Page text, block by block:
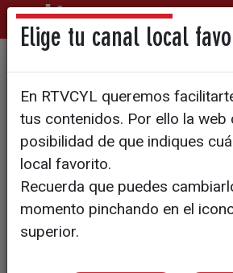
ESPAÑOLA
Los mineros
rescatados a las
noche de este
La cápsula Fénix ha
Elige tu canal local
En RTVCYL queremos
tus contenidos. Por ello la web
posibilidad de que indiques
local favorito.
Recuerda que puedes
momento pinchando en el
superior.